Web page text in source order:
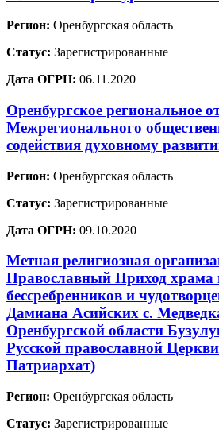
Регион: Оренбургская область
Статус: Зарегистрированные
Дата ОГРН: 06.11.2020
Оренбургское региональное
Межрегионального
содействия духовному
Регион: Оренбургская область
Статус: Зарегистрированные
Дата ОГРН: 09.10.2020
Метная религиозная
Православный Приход храма
бессребренников и
Дамиана Асийских с.
Оренбургской области
Русской православной
Патриархат)
Регион: Оренбургская область
Статус: Зарегистрированные